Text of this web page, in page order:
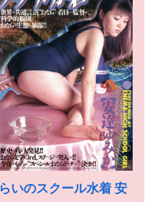
いのスクール水着 安